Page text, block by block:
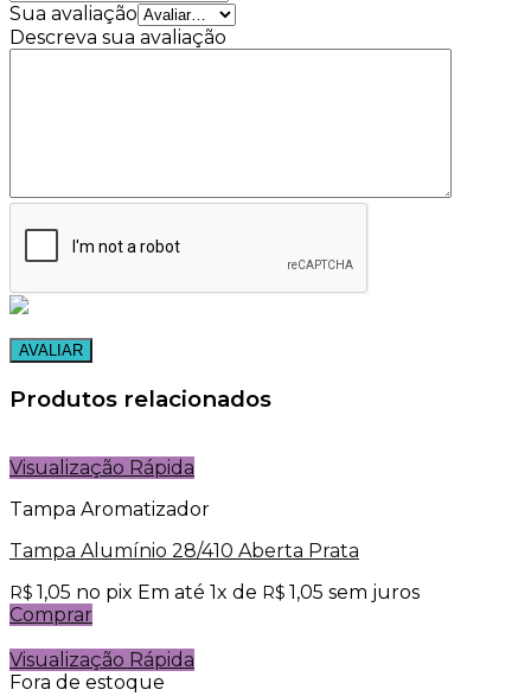
Sua avaliação
Descreva sua avaliação
Produtos relacionados
Visualização Rápida
Tampa Aromatizador
Tampa Alumínio 28/410 Aberta Prata
R$ 1,05 no pix Em até 1x de R$ 1,05 sem juros
Comprar
Visualização Rápida
Fora de estoque